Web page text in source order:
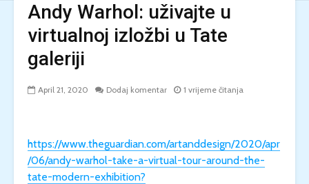
Andy Warhol: uživajte u
virtualnoj izložbi u Tate
galeriji
April 21, 2020 Dodaj komentar 1 vrijeme čitanja
https://www.theguardian.com/artanddesign/2020/apr
/06/andy-warhol-take-a-virtual-tour-around-the-
tate-modern-exhibition?